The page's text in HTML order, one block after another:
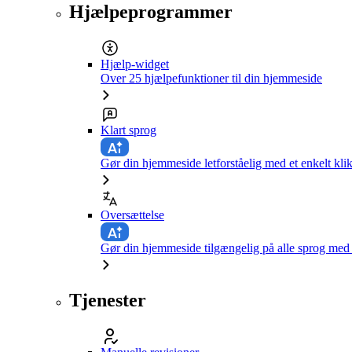
Hjælpeprogrammer
Hjælp-widget
Over 25 hjælpefunktioner til din hjemmeside
Klart sprog
Gør din hjemmeside letforståelig med et enkelt klik
Oversættelse
Gør din hjemmeside tilgængelig på alle sprog
Tjenester